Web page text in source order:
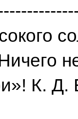
К. Д.